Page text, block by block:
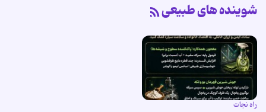
شوینده های طبیعی
راه نجات